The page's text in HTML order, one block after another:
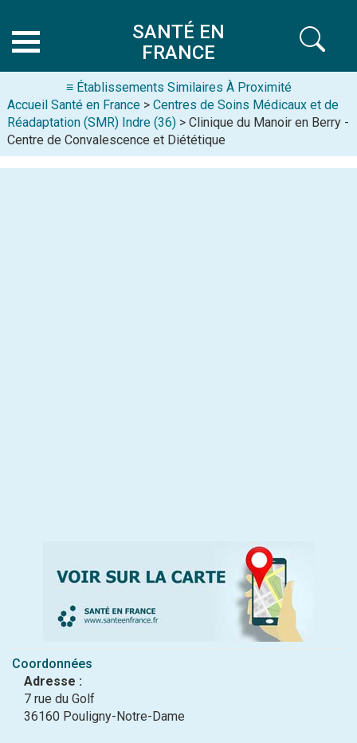
SANTÉ EN
FRANCE
≡ Établissements Similaires À Proximité
Accueil Santé en France > Centres de Soins Médicaux et de
Réadaptation (SMR) Indre (36) > Clinique du Manoir en Berry -
Centre de Convalescence et Diététique
Coordonnées
Adresse :
7 rue du Golf
36160 Pouligny-Notre-Dame